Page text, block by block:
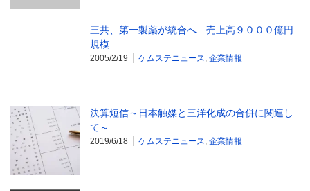
三共、第一製薬が統合へ 売上高９０００億円
規模
2005/2/19 ケムステニュース, 企業情報
決算短信～日本触媒と三洋化成の合併に関連し
て～
2019/6/18 ケムステニュース, 企業情報